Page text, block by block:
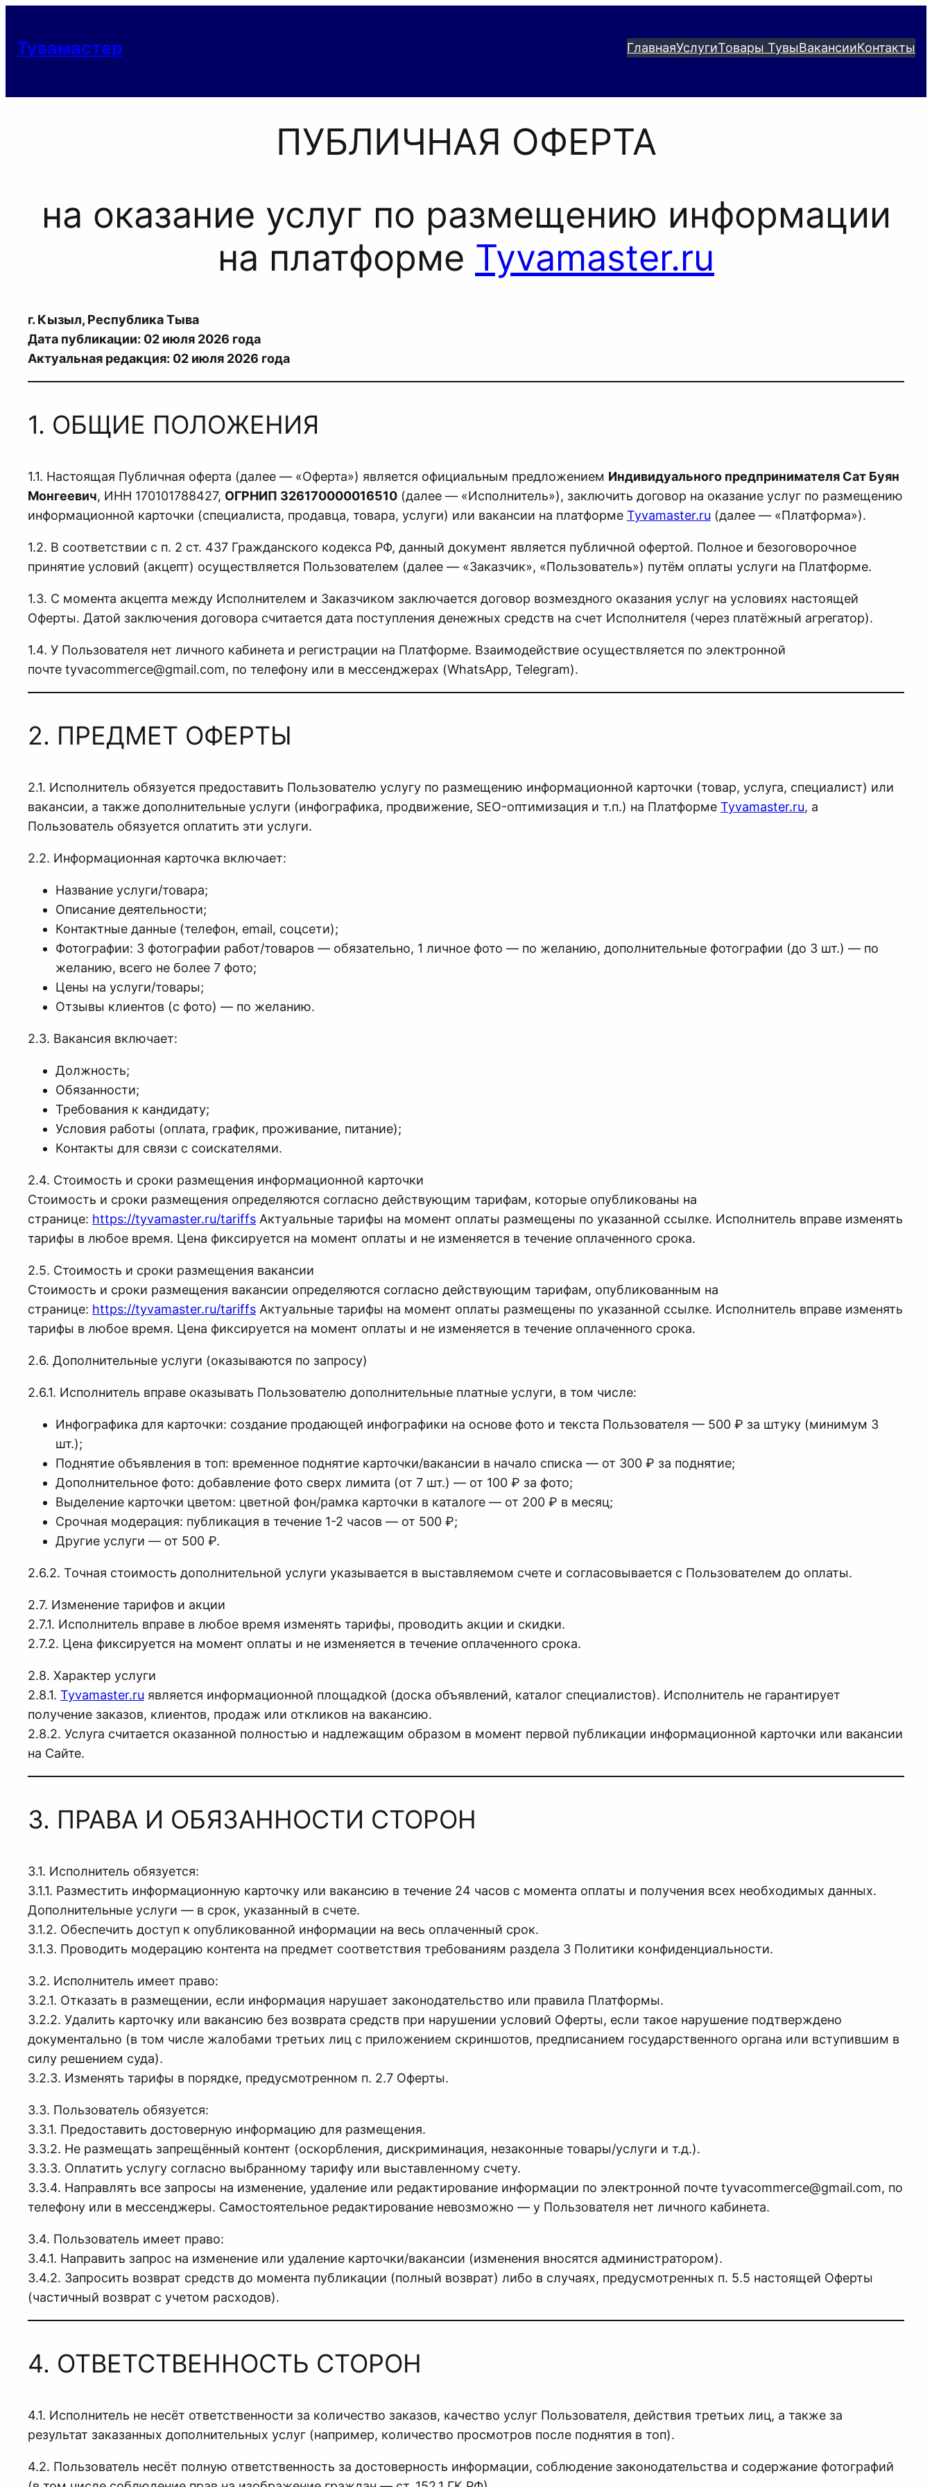
Тувамастер ГлавнаяУслугиТовары ТувыВакансииКонтакты
ПУБЛИЧНАЯ ОФЕРТА
на оказание услуг по размещению информации
на платформе Tyvamaster.ru
г. Кызыл, Республика Тыва
Дата публикации: 02 июля 2026 года
Актуальная редакция: 02 июля 2026 года
1. ОБЩИЕ ПОЛОЖЕНИЯ
1.1. Настоящая Публичная оферта (далее — «Оферта») является официальным предложением Индивидуального предпринимателя Сат Буян
Монгеевич, ИНН 170101788427, ОГРНИП 326170000016510 (далее — «Исполнитель»), заключить договор на оказание услуг по размещению
информационной карточки (специалиста, продавца, товара, услуги) или вакансии на платформе Tyvamaster.ru (далее — «Платформа»).
1.2. В соответствии с п. 2 ст. 437 Гражданского кодекса РФ, данный документ является публичной офертой. Полное и безоговорочное
принятие условий (акцепт) осуществляется Пользователем (далее — «Заказчик», «Пользователь») путём оплаты услуги на Платформе.
1.3. С момента акцепта между Исполнителем и Заказчиком заключается договор возмездного оказания услуг на условиях настоящей
Оферты. Датой заключения договора считается дата поступления денежных средств на счет Исполнителя (через платёжный агрегатор).
1.4. У Пользователя нет личного кабинета и регистрации на Платформе. Взаимодействие осуществляется по электронной
почте tyvacommerce@gmail.com, по телефону или в мессенджерах (WhatsApp, Telegram).
2. ПРЕДМЕТ ОФЕРТЫ
2.1. Исполнитель обязуется предоставить Пользователю услугу по размещению информационной карточки (товар, услуга, специалист) или
вакансии, а также дополнительные услуги (инфографика, продвижение, SEO-оптимизация и т.п.) на Платформе Tyvamaster.ru, а
Пользователь обязуется оплатить эти услуги.
2.2. Информационная карточка включает:
Название услуги/товара;
Описание деятельности;
Контактные данные (телефон, email, соцсети);
Фотографии: 3 фотографии работ/товаров — обязательно, 1 личное фото — по желанию, дополнительные фотографии (до 3 шт.) — по
желанию, всего не более 7 фото;
Цены на услуги/товары;
Отзывы клиентов (с фото) — по желанию.
2.3. Вакансия включает:
Должность;
Обязанности;
Требования к кандидату;
Условия работы (оплата, график, проживание, питание);
Контакты для связи с соискателями.
2.4. Стоимость и сроки размещения информационной карточки
Стоимость и сроки размещения определяются согласно действующим тарифам, которые опубликованы на
странице: https://tyvamaster.ru/tariffs Актуальные тарифы на момент оплаты размещены по указанной ссылке. Исполнитель вправе изменять
тарифы в любое время. Цена фиксируется на момент оплаты и не изменяется в течение оплаченного срока.
2.5. Стоимость и сроки размещения вакансии
Стоимость и сроки размещения вакансии определяются согласно действующим тарифам, опубликованным на
странице: https://tyvamaster.ru/tariffs Актуальные тарифы на момент оплаты размещены по указанной ссылке. Исполнитель вправе изменять
тарифы в любое время. Цена фиксируется на момент оплаты и не изменяется в течение оплаченного срока.
2.6. Дополнительные услуги (оказываются по запросу)
2.6.1. Исполнитель вправе оказывать Пользователю дополнительные платные услуги, в том числе:
Инфографика для карточки: создание продающей инфографики на основе фото и текста Пользователя — 500 ₽ за штуку (минимум 3
шт.);
Поднятие объявления в топ: временное поднятие карточки/вакансии в начало списка — от 300 ₽ за поднятие;
Дополнительное фото: добавление фото сверх лимита (от 7 шт.) — от 100 ₽ за фото;
Выделение карточки цветом: цветной фон/рамка карточки в каталоге — от 200 ₽ в месяц;
Срочная модерация: публикация в течение 1-2 часов — от 500 ₽;
Другие услуги — от 500 ₽.
2.6.2. Точная стоимость дополнительной услуги указывается в выставляемом счете и согласовывается с Пользователем до оплаты.
2.7. Изменение тарифов и акции
2.7.1. Исполнитель вправе в любое время изменять тарифы, проводить акции и скидки.
2.7.2. Цена фиксируется на момент оплаты и не изменяется в течение оплаченного срока.
2.8. Характер услуги
2.8.1. Tyvamaster.ru является информационной площадкой (доска объявлений, каталог специалистов). Исполнитель не гарантирует
получение заказов, клиентов, продаж или откликов на вакансию.
2.8.2. Услуга считается оказанной полностью и надлежащим образом в момент первой публикации информационной карточки или вакансии
на Сайте.
3. ПРАВА И ОБЯЗАННОСТИ СТОРОН
3.1. Исполнитель обязуется:
3.1.1. Разместить информационную карточку или вакансию в течение 24 часов с момента оплаты и получения всех необходимых данных.
Дополнительные услуги — в срок, указанный в счете.
3.1.2. Обеспечить доступ к опубликованной информации на весь оплаченный срок.
3.1.3. Проводить модерацию контента на предмет соответствия требованиям раздела 3 Политики конфиденциальности.
3.2. Исполнитель имеет право:
3.2.1. Отказать в размещении, если информация нарушает законодательство или правила Платформы.
3.2.2. Удалить карточку или вакансию без возврата средств при нарушении условий Оферты, если такое нарушение подтверждено
документально (в том числе жалобами третьих лиц с приложением скриншотов, предписанием государственного органа или вступившим в
силу решением суда).
3.2.3. Изменять тарифы в порядке, предусмотренном п. 2.7 Оферты.
3.3. Пользователь обязуется:
3.3.1. Предоставить достоверную информацию для размещения.
3.3.2. Не размещать запрещённый контент (оскорбления, дискриминация, незаконные товары/услуги и т.д.).
3.3.3. Оплатить услугу согласно выбранному тарифу или выставленному счету.
3.3.4. Направлять все запросы на изменение, удаление или редактирование информации по электронной почте tyvacommerce@gmail.com, по
телефону или в мессенджеры. Самостоятельное редактирование невозможно — у Пользователя нет личного кабинета.
3.4. Пользователь имеет право:
3.4.1. Направить запрос на изменение или удаление карточки/вакансии (изменения вносятся администратором).
3.4.2. Запросить возврат средств до момента публикации (полный возврат) либо в случаях, предусмотренных п. 5.5 настоящей Оферты
(частичный возврат с учетом расходов).
4. ОТВЕТСТВЕННОСТЬ СТОРОН
4.1. Исполнитель не несёт ответственности за количество заказов, качество услуг Пользователя, действия третьих лиц, а также за
результат заказанных дополнительных услуг (например, количество просмотров после поднятия в топ).
4.2. Пользователь несёт полную ответственность за достоверность информации, соблюдение законодательства и содержание фотографий